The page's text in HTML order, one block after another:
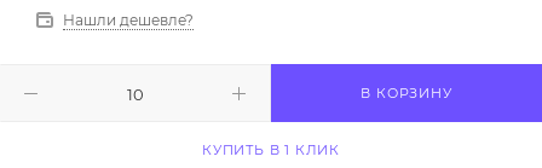
Нашли дешевле?
В КОРЗИНУ
КУПИТЬ В 1 КЛИК